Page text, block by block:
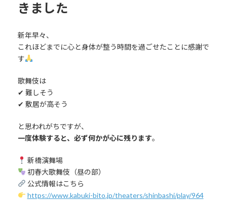
きました
新年早々、
これほどまでに心と身体が整う時間を過ごせたことに感謝で
す
歌舞伎は
✔ 難しそう
✔ 敷居が高そう
と思われがちですが、
一度体験すると、必ず何かが心に残ります。
新橋演舞場
初春大歌舞伎（昼の部）
公式情報はこちら
https://www.kabuki-bito.jp/theaters/shinbashi/play/964